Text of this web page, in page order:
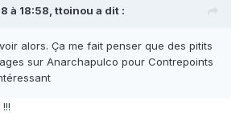
à 18:58, ttoinou a dit :
alors. Ça me fait penser que des pitits
sur Anarchapulco pour Contrepoints